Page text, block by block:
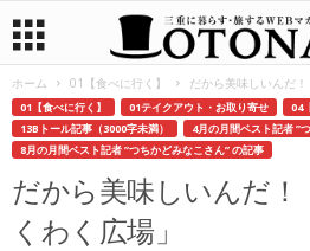
ホーム 01【食べに行く】 だから美味しいんだ
01【食べに行く】 01テイクアウト・お取り寄せ 04
13Bトール記事（3000字未満）
4月の月間ベスト記者 ”
8月の月間ベスト記者 ”つちかどみなこさん” の記事
だから美味しいんだ
くわく広場」